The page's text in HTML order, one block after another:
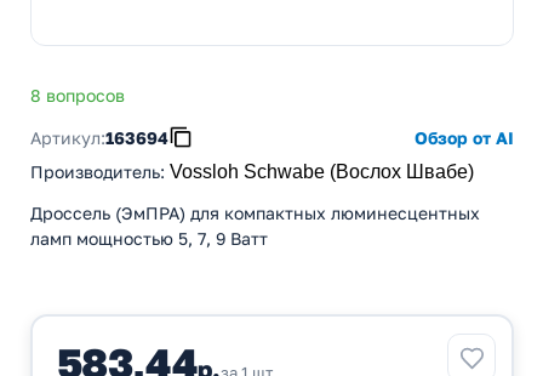
8 вопросов
Артикул:163694
Обзор от AI
Производитель: Vossloh Schwabe (Вослох Швабе)
Дроссель (ЭмПРА) для компактных люминесцентных
ламп мощностью 5, 7, 9 Ватт
583,44р.